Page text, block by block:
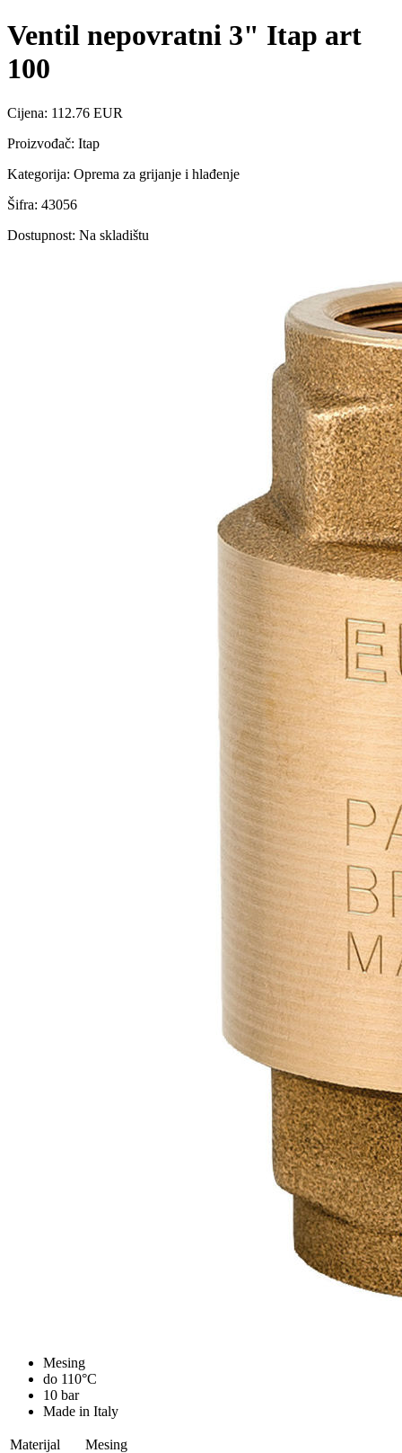
Ventil nepovratni 3" Itap art
100
Cijena: 112.76 EUR
Proizvođač: Itap
Kategorija: Oprema za grijanje i hlađenje
Šifra: 43056
Dostupnost: Na skladištu
Mesing
do 110°C
10 bar
Made in Italy
Materijal
Mesing